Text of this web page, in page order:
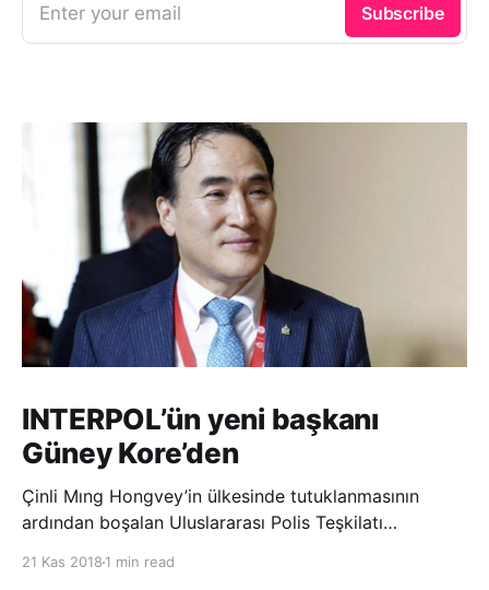
Enter your email Subscribe
INTERPOL’ün yeni başkanı
Güney Kore’den
Çinli Mıng Hongvey’in ülkesinde tutuklanmasının
ardından boşalan Uluslararası Polis Teşkilatı
21 Kas 2018 1 min read